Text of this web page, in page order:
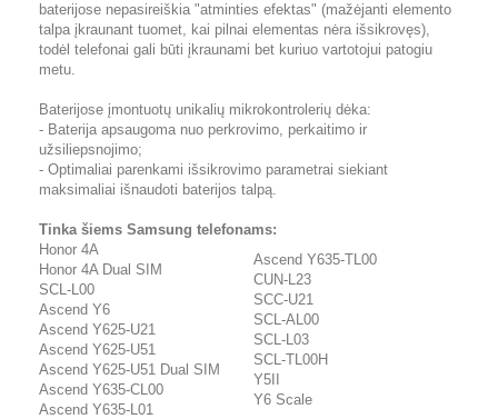
baterijose nepasireiškia "atminties efektas" (mažėjanti elemento
talpa įkraunant tuomet, kai pilnai elementas nėra išsikrovęs),
todėl telefonai gali būti įkraunami bet kuriuo vartotojui patogiu
metu.
Baterijose įmontuotų unikalių mikrokontrolerių dėka:
- Baterija apsaugoma nuo perkrovimo, perkaitimo ir
užsiliepsnojimo;
- Optimaliai parenkami išsikrovimo parametrai siekiant
maksimaliai išnaudoti baterijos talpą.
Tinka šiems Samsung telefonams:
Honor 4A
Honor 4A Dual SIM
SCL-L00
Ascend Y6
Ascend Y625-U21
Ascend Y625-U51
Ascend Y625-U51 Dual SIM
Ascend Y635-CL00
Ascend Y635-L01
Ascend Y635-TL00
CUN-L23
SCC-U21
SCL-AL00
SCL-L03
SCL-TL00H
Y5II
Y6 Scale